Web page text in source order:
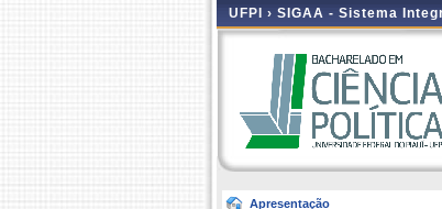
UFPI › SIGAA - Sistema
Apresentação